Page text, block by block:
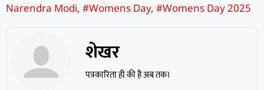
Narendra Modi, #Womens Day, #Womens Day 2025
शेखर
पत्रकारिता ही की है अब तक।